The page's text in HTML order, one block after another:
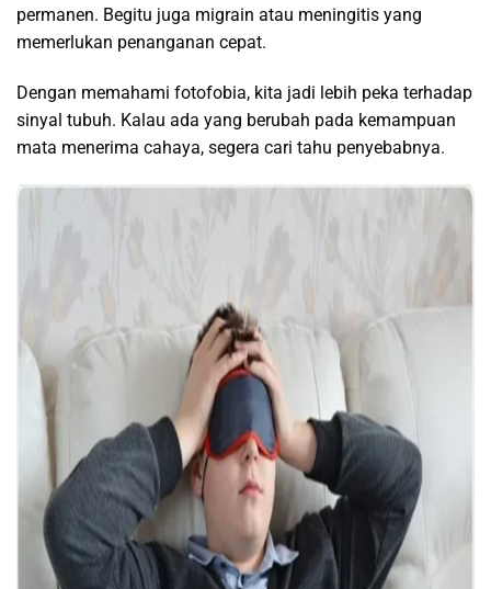
permanen. Begitu juga migrain atau meningitis yang
memerlukan penanganan cepat.
Dengan memahami fotofobia, kita jadi lebih peka terhadap
sinyal tubuh. Kalau ada yang berubah pada kemampuan
mata menerima cahaya, segera cari tahu penyebabnya.